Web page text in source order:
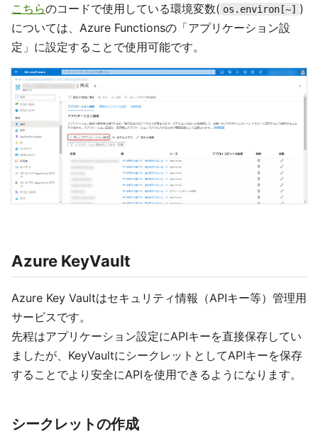
こちらのコードで使用している環境変数( os.environ[~] )
については、Azure Functionsの「アプリケーション設
定」に設定することで使用可能です。
Azure KeyVault
Azure Key Vaultはセキュリティ情報（APIキー等）管理用
サービスです。
先程はアプリケーション設定にAPIキーを直接保存してい
ましたが、KeyVaultにシークレットとしてAPIキーを保存
することでより安全にAPIを使用できるようになります。
シークレットの作成